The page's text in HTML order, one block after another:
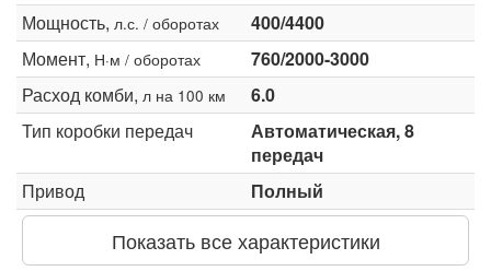
Мощность, л.с. / оборотах
400/4400
Момент, Н·м / оборотах
760/2000-3000
Расход комби, л на 100 км
6.0
Тип коробки передач
Автоматическая, 8
передач
Привод
Полный
Показать все характеристики